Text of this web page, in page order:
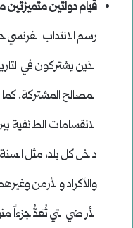
قيام دولتين
رسم الانتداب
الذين يشتركون في
المصالح المشتركة. كما
الانقسامات الطائفية
داخل كل بلد، مثل
والأكراد والأرمن
الأراضي التي تُعَدُّ جزءاً